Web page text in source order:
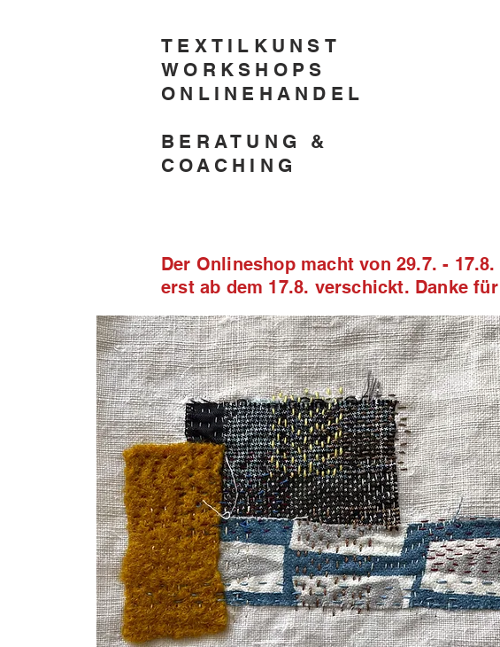
TEXTILKUNST
WORKSHOPS
ONLINEHANDEL
BERATUNG &
COACHING
Der Onlineshop macht von 29.7. -
erst ab dem 17.8. verschickt. Danke